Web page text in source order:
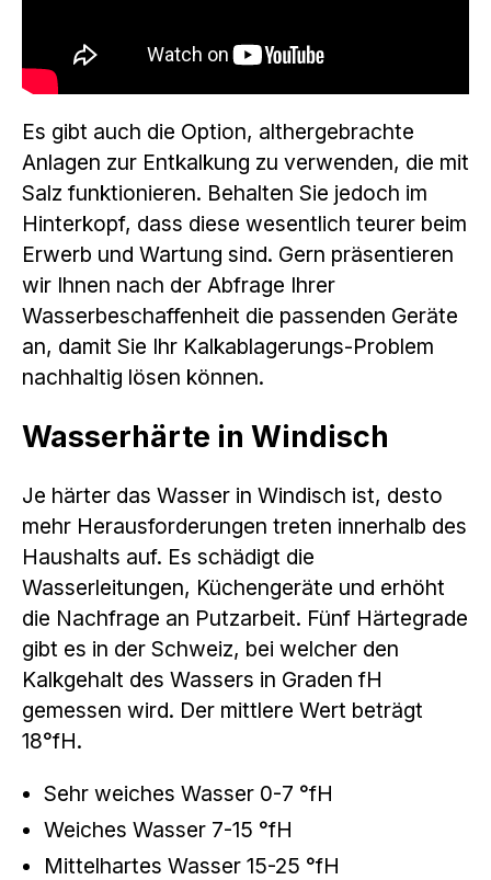
Es gibt auch die Option, althergebrachte
Anlagen zur Entkalkung zu verwenden, die mit
Salz funktionieren. Behalten Sie jedoch im
Hinterkopf, dass diese wesentlich teurer beim
Erwerb und Wartung sind. Gern präsentieren
wir Ihnen nach der Abfrage Ihrer
Wasserbeschaffenheit die passenden Geräte
an, damit Sie Ihr Kalkablagerungs-Problem
nachhaltig lösen können.
Wasserhärte in Windisch
Je härter das Wasser in Windisch ist, desto
mehr Herausforderungen treten innerhalb des
Haushalts auf. Es schädigt die
Wasserleitungen, Küchengeräte und erhöht
die Nachfrage an Putzarbeit. Fünf Härtegrade
gibt es in der Schweiz, bei welcher den
Kalkgehalt des Wassers in Graden fH
gemessen wird. Der mittlere Wert beträgt
18°fH.
Sehr weiches Wasser 0-7 °fH
Weiches Wasser 7-15 °fH
Mittelhartes Wasser 15-25 °fH